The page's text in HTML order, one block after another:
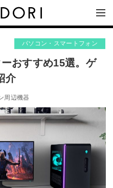
パソコン・スマートフォン
おすすめ15選。ゲ
介
周辺機器